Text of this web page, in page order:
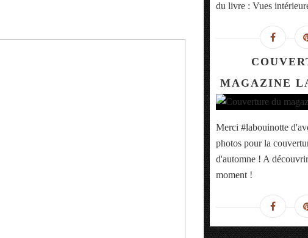
du livre : Vues
MAGAZINE
Merci #labouinotte
photos pour la
d'automne ! A
moment !